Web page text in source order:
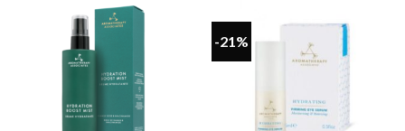
-21%